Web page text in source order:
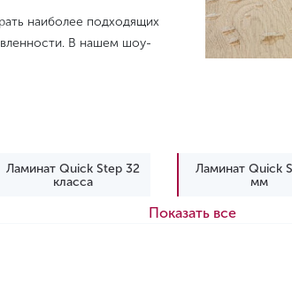
наиболее подходящих
В нашем шоу-
Ламинат Quick Step 32
класса
Ламинат Quick
мм
Ламинат Quick-
Показать все